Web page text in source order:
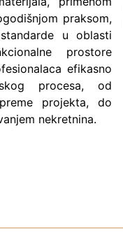
praksom,
u oblasti
prostore
efikasno
procesa, od
projekta, do
nekretnina.